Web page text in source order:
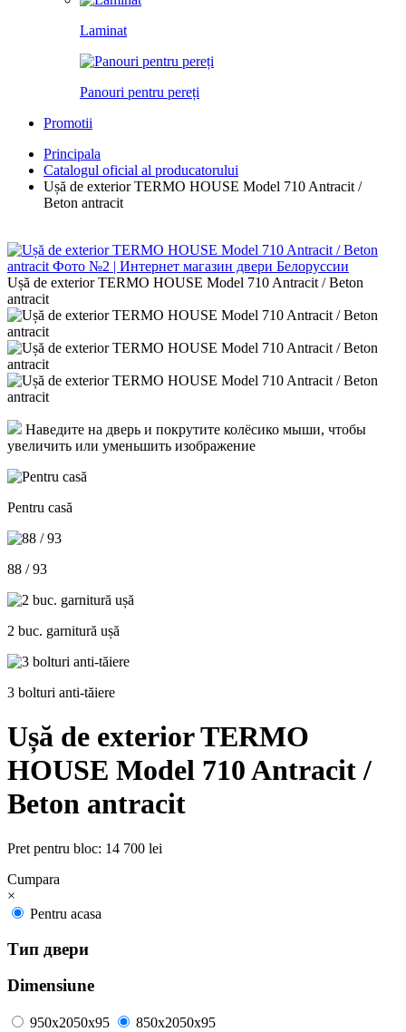
Laminat
Panouri pentru pereți
Promotii
Principala
Catalogul oficial al producatorului
Ușă de exterior TERMO HOUSE Model 710 Antracit /
Beton antracit
Ușă de exterior TERMO HOUSE Model 710 Antracit / Beton
antracit
Наведите на дверь и покрутите колёсико мыши, чтобы
увеличить или уменьшить изображение
Pentru casă
88 / 93
2 buc. garnitură ușă
3 bolturi anti-tăiere
Ușă de exterior TERMO
HOUSE Model 710 Antracit /
Beton antracit
Pret pentru bloc: 14 700 lei
Cumpara
×
Pentru acasa
Тип двери
Dimensiune
950x2050x95 850x2050x95